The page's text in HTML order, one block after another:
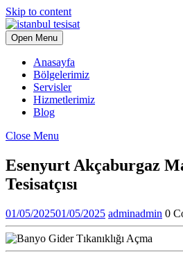
Skip to content
Open Menu
Anasayfa
Bölgelerimiz
Servisler
Hizmetlerimiz
Blog
Close Menu
Esenyurt Akçaburgaz
Tesisatçısı
01/05/202501/05/2025 adminadmin 0